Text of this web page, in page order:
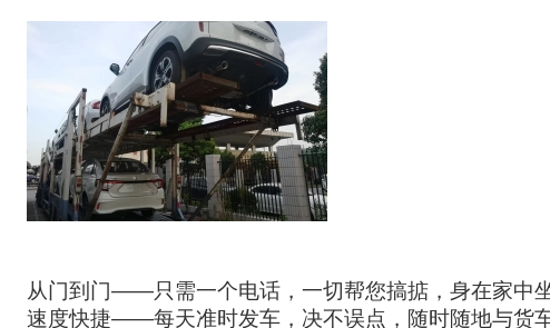
从门到门——只需一个电话，一切帮您搞掂，身在家中
速度快捷——每天准时发车，决不误点，随时随地与货